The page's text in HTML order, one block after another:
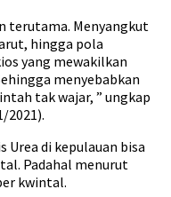
terutama. Menyangkut
hingga pola
yang mewakilkan
menyebabkan
tak wajar, ” ungkap
2021).
Urea di kepulauan bisa
Padahal menurut
kwintal.